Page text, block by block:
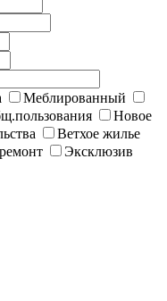
Меблированный
Новое
Ветхое жилье
Эксклюзив